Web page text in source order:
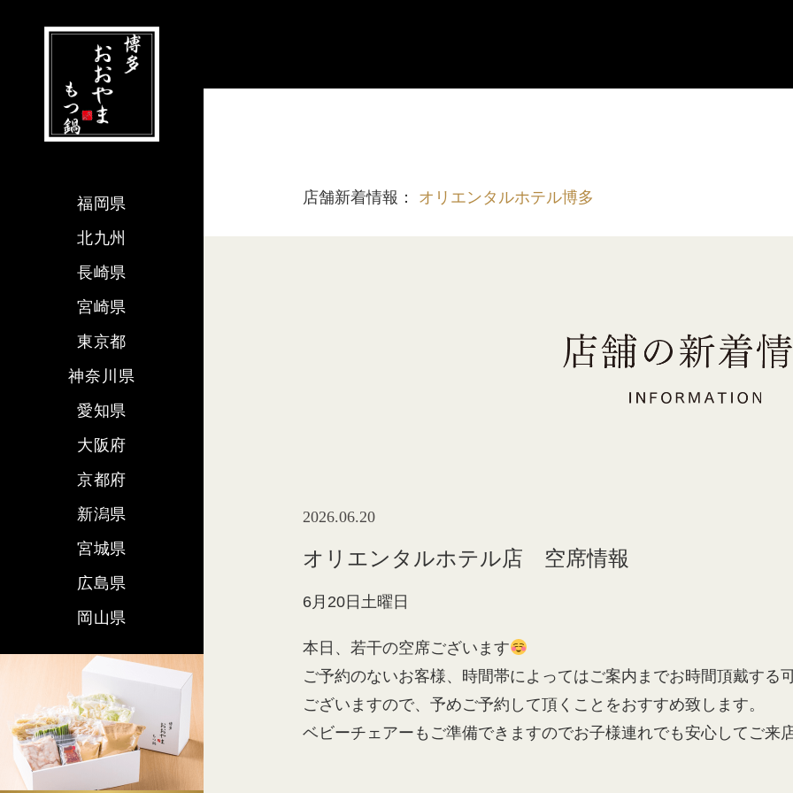
店舗新着情報： オリエンタルホテル博多
2026.06.20
オリエンタルホテル店 空席情報
6月20日土曜日
本日、若干の空席ございます
ご予約のないお客様、時間帯によってはご案内までお時間頂戴する
ございますので、予めご予約して頂くことをおすすめ致します。
ベビーチェアーもご準備できますのでお子様連れでも安心してご来
福岡県
北九州
長崎県
宮崎県
東京都
神奈川県
愛知県
大阪府
京都府
新潟県
宮城県
広島県
岡山県